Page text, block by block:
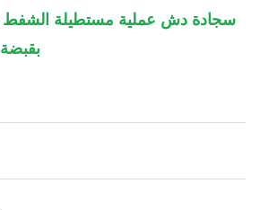
سجادة دش عملية مستطيلة
بقبضة